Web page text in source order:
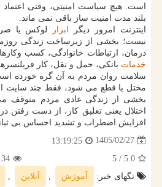
است. هیچ سیاست امنیتی، وقتی
بلند مدت امنیت ساز باقی نمی ماند.
اینترنت امروز دیگر
ابزار
لوکس یا
نیست؛ بخشی از زیرساخت زندگی
درمان، ارتباطات خانوادگی، کسب
خدمات بانکی، حمل و نقل، کار
سلامت روان مردم به آن گره خورده
مختل یا قطع می شود، فقط چند سایت
بخشی از زندگی عادی مردم متوقف
اختلال یعنی تعلیق کار، از دست رفتن
افزایش اضطراب و تشدید احساس بی
1405/02/27
13:19:25
5.0
/ 5
تگهای خبر:
آموزش , آنلاین ,